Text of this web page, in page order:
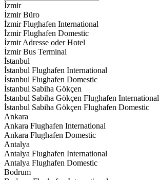
İzmir
İzmir Büro
İzmir Flughafen International
İzmir Flughafen Domestic
İzmir Adresse oder Hotel
İzmir Bus Terminal
İstanbul
İstanbul Flughafen International
İstanbul Flughafen Domestic
İstanbul Sabiha Gökçen
İstanbul Sabiha Gökçen Flughafen International
İstanbul Sabiha Gökçen Flughafen Domestic
Ankara
Ankara Flughafen International
Ankara Flughafen Domestic
Antalya
Antalya Flughafen International
Antalya Flughafen Domestic
Bodrum